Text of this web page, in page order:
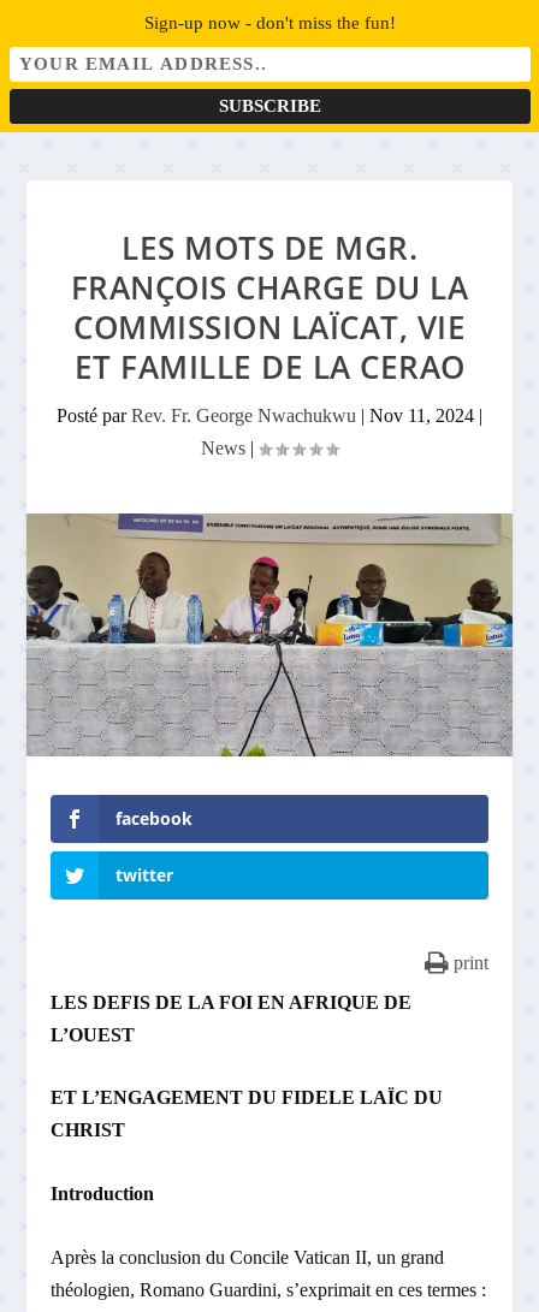
LES MOTS DE MGR.
FRANÇOIS CHARGE DU LA
COMMISSION LAÏCAT, VIE
ET FAMILLE DE LA CERAO
Posté parRev. Fr. George Nwachukwu | Nov 11, 2024 |
News |
facebook
twitter
print
LES DEFIS DE LA FOI EN AFRIQUE DE
L’OUEST
ET L’ENGAGEMENT DU FIDELE LAÏC DU
CHRIST
Introduction
Après la conclusion du Concile Vatican II, un grand
théologien, Romano Guardini, s’exprimait en ces termes :
Sign-up now - don't miss the fun!